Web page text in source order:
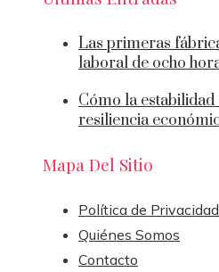
Las primeras
laboral de ocho
Cómo la
resiliencia
Mapa Del Sitio
Política de Privacidad
Quiénes Somos
Contacto